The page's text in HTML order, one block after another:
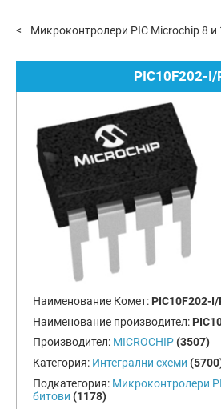
Микроконтролери PIC Microchip 8 и
PIC10F202-I/
Наименование Комет: PIC10F202-I/
Наименование производител:
Производител: MICROCHIP (3507)
Категория: Интегрални схеми
Подкатегория: Микроконтролери
битови (1178)